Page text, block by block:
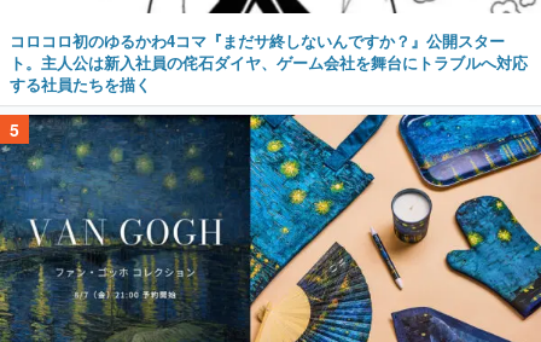
コロコロ初のゆるかわ4コマ『まだサ終しないんですか？』公開スター
ト。主人公は新入社員の侘石ダイヤ、ゲーム会社を舞台にトラブルへ対応
する社員たちを描く
5